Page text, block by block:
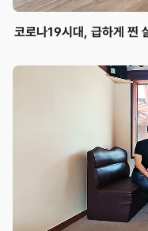
코로나19시대, 급하게 찐